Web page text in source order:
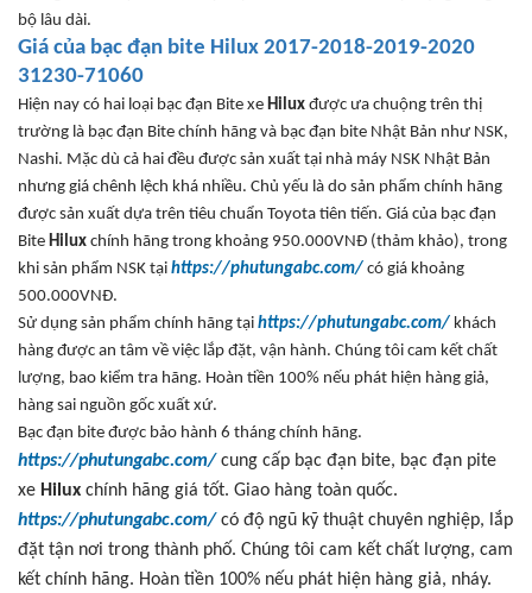
bộ lâu dài.
Giá của bạc đạn bite Hilux 2017-2018-2019-2020
31230-71060
Hiện nay có hai loại bạc đạn Bite xe Hilux được ưa chuộng trên thị
trường là bạc đạn Bite chính hãng và bạc đạn bite Nhật Bản như NSK,
Nashi. Mặc dù cả hai đều được sản xuất tại nhà máy NSK Nhật Bản
nhưng giá chênh lệch khá nhiều. Chủ yếu là do sản phẩm chính hãng
được sản xuất dựa trên tiêu chuẩn Toyota tiên tiến. Giá của bạc đạn
Bite Hilux chính hãng trong khoảng 950.000VNĐ (thảm khảo), trong
khi sản phẩm NSK tại https://phutungabc.com/ có giá khoảng
500.000VNĐ.
Sử dụng sản phẩm chính hãng tại https://phutungabc.com/ khách
hàng được an tâm về việc lắp đặt, vận hành. Chúng tôi cam kết chất
lượng, bao kiểm tra hãng. Hoàn tiền 100% nếu phát hiện hàng giả,
hàng sai nguồn gốc xuất xứ.
Bạc đạn bite được bảo hành 6 tháng chính hãng.
https://phutungabc.com/ cung cấp bạc đạn bite, bạc đạn pite
xe Hilux chính hãng giá tốt. Giao hàng toàn quốc.
https://phutungabc.com/ có độ ngũ kỹ thuật chuyên nghiệp, lắp
đặt tận nơi trong thành phố. Chúng tôi cam kết chất l ượng, cam
kết chính hãng. Hoàn tiền 100% nếu phát hiện hàng giả, nháy.